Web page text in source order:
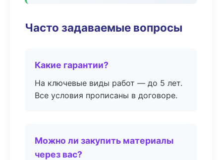
Часто задаваемые вопросы
Какие гарантии?
На ключевые виды работ — до 5 лет.
Все условия прописаны в договоре.
Можно ли закупить материалы
через вас?